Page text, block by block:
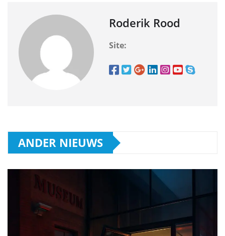
Roderik Rood
Site:
ANDER NIEUWS